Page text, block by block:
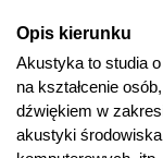
Opis kierunku
Akustyka to studia
na kształcenie
dźwiękiem w
akustyki